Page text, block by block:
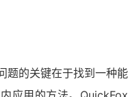
题的关键在于找到一种能